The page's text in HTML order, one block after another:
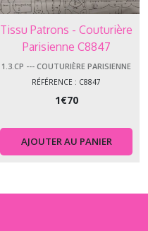
Tissu Patrons - Couturière
Parisienne C8847
1.3.CP --- COUTURIÈRE PARISIENNE
RÉFÉRENCE : C8847
1€70
AJOUTER AU PANIER